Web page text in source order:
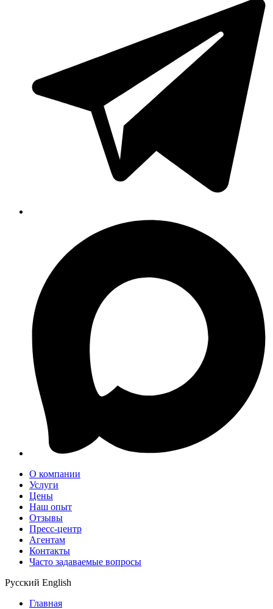
О компании
Услуги
Цены
Наш опыт
Отзывы
Пресс-центр
Агентам
Контакты
Часто задаваемые вопросы
Русский English
Главная